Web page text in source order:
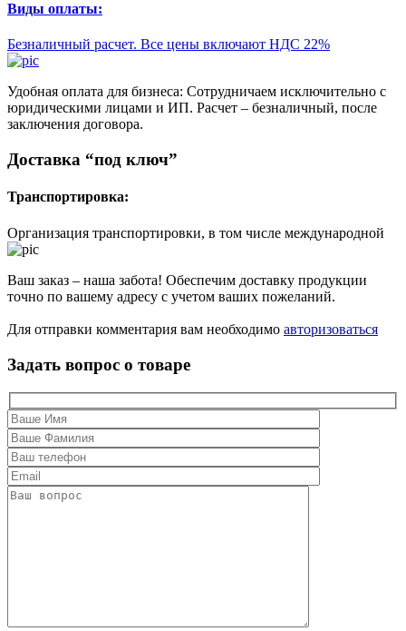
Виды оплаты:
Безналичный расчет. Все цены включают НДС 22%
Удобная оплата для бизнеса: Сотрудничаем исключительно с
юридическими лицами и ИП. Расчет – безналичный, после
заключения договора.
Доставка “под ключ”
Транспортировка:
Организация транспортировки, в том числе международной
Ваш заказ – наша забота! Обеспечим доставку продукции
точно по вашему адресу с учетом ваших пожеланий.
Для отправки комментария вам необходимо авторизоваться
Задать вопрос о товаре